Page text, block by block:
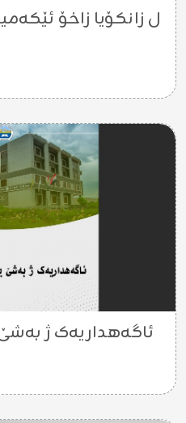
ل زانکۆیا زاخۆ
ئاگەهداریەک ژ